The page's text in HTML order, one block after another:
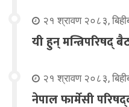
२१ श्रावण २०८३,
यी हुन् मन्त्रिपरिषद्
२१ श्रावण २०८३,
नेपाल फार्मेसी